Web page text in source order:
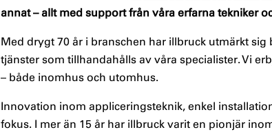
annat – allt med support från våra erfarna tekniker
Med drygt 70 år i branschen har illbruck utmärkt
tjänster som tillhandahålls av våra specialister. Vi
– både inomhus och utomhus.
Innovation inom appliceringsteknik, enkel
fokus. I mer än 15 år har illbruck varit en pionjär